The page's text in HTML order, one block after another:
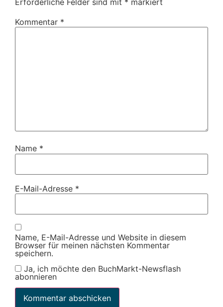
Kommentar *
Name *
E-Mail-Adresse *
Name, E-Mail-Adresse und Website in diesem
Browser für meinen nächsten Kommentar
speichern.
Ja, ich möchte den BuchMarkt-Newsflash
abonnieren